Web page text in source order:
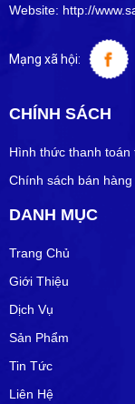
Website: http://
Mạng xã hội:
CHÍNH SÁCH
Hình thức thanh
Chính sách bán hàng
DANH MỤC
Trang Chủ
Giới Thiệu
Dịch Vụ
Sản Phẩm
Tin Tức
Liên Hệ